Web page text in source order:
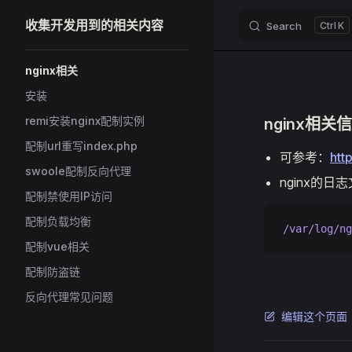
Skip to content
收集开发用到的相关内容 Search K
nginx相关
安装
remi安装nginx配制实例
配制url重写index.php
swoole配制反向代理
配制禁使用IP访问
配制负载均衡
配制vue相关
配制防盗链
反向代理常见问题
nginx相关
可参考：
nginx的日志
/var/log/
编辑这个页面